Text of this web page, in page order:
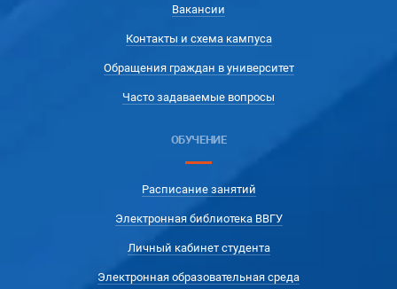
Вакансии
Контакты и схема кампуса
Обращения граждан в университет
Часто задаваемые вопросы
ОБУЧЕНИЕ
Расписание занятий
Электронная библиотека ВВГУ
Личный кабинет студента
Электронная образовательная среда